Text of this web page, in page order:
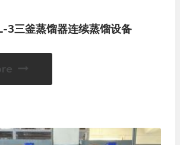
3三釜蒸馏器连续蒸馏设备